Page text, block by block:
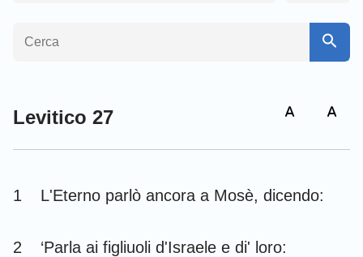
Ester Giobbe
Proverbi
Levitico 27
1 L'Eterno parlò ancora a Mosè, dicendo:
2
‘Parla ai figliuoli d'Israele e di' loro: